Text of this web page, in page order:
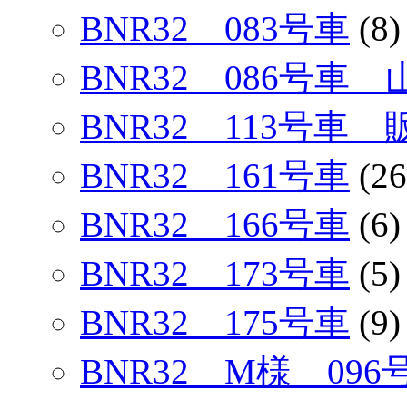
BNR32 083号車 (8)
BNR32 086号車
BNR32 113号車
BNR32 161号車
BNR32 166号車 (6)
BNR32 173号車 (5)
BNR32 175号車 (9)
BNR32 M様 096